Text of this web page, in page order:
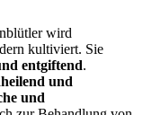
wird
kultiviert. Sie
entgiftend.
und
und